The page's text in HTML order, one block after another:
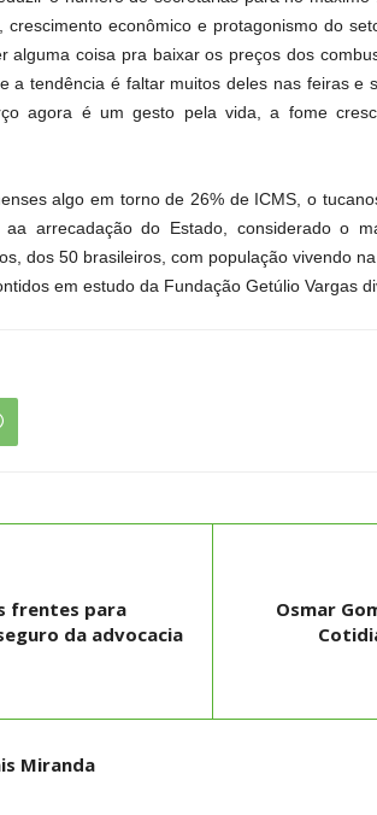
econômico e protagonismo do
alguma coisa pra baixar os preços dos
a tendência é faltar muitos deles nas feiras e
agora é um gesto pela vida, a fome
algo em torno de 26% de ICMS, o
aa arrecadação do Estado, considerado o
dos 50 brasileiros, com população vivendo
em estudo da Fundação Getúlio Vargas
frentes para
da advocacia
Osmar
Miranda